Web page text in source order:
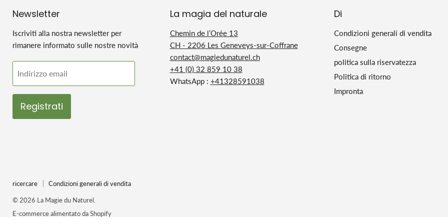
Newsletter
Iscriviti alla nostra newsletter per
rimanere informato sulle nostre novità
Indirizzo email
Registrati
La magia del naturale
Chemin de l’Orée 13
CH - 2206 Les Geneveys-sur-Coffrane
contact@magiedunaturel.ch
+41 (0) 32 859 10 38
WhatsApp : +41328591038
Di
Condizioni generali di vendita
Consegne
politica sulla riservatezza
Politica di ritorno
Impronta
ricercare Condizioni generali di vendita
© 2026 La Magie du Naturel.
E-commerce alimentato da Shopify